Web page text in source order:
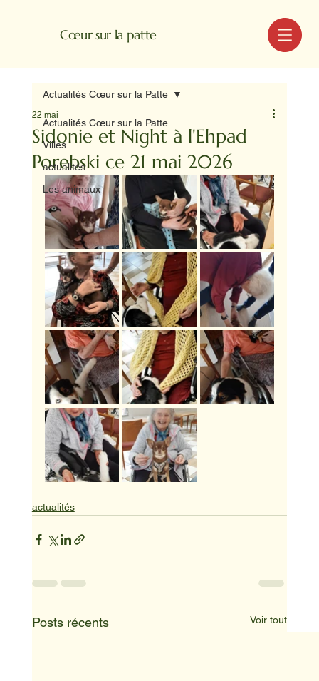
Cœur sur la patte MENU
Actualités Cœur sur la Patte
Villes
actualités
Les animaux
Actualités Cœur sur la Patte
Sidonie et Night à l'Ehpad
Porebski ce 21 mai 2026
22 mai
actualités
Posts récents Voir tout